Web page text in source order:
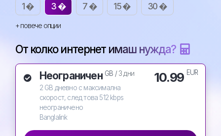
1 � 3 � 7 � 15 � 30 �
+ повече опции
От колко интернет имаш нужда?
Неограничен GB /3 дни
2 GB дневно с максимална
скорост, след това 512 kbps
неограничено
Banglalink
10.99 EUR